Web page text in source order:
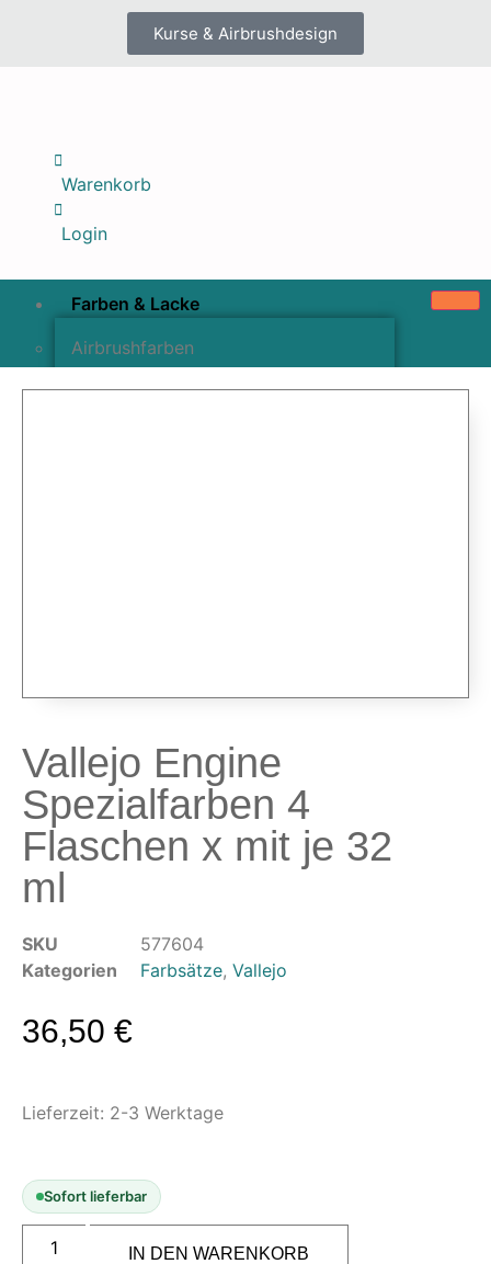
Kurse & Airbrushdesign
Warenkorb
Login
Farben & Lacke
Airbrushfarben
Schläuche & Kupplungen
Anschlüsse & Verschraubungen
Luftfilter & Druckregler
Werkzeuge & Malzubehör
Radierer & Schneidewerkzeuge
Plotter & Zubehör
Untergründe & Papier
Sandstrahlen & Spezialbehandlungen
Vallejo Engine
Spezialfarben 4
Flaschen x mit je 32
ml
SKU
577604
Kategorien
Farbsätze, Vallejo
36,50 €
Lieferzeit: 2-3 Werktage
Sofort lieferbar
IN DEN WARENKORB